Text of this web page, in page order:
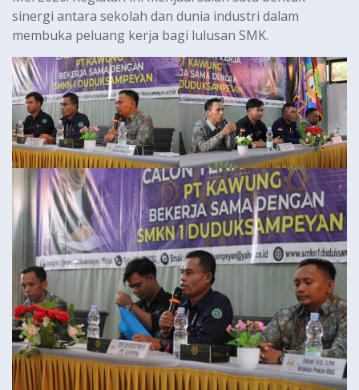
sinergi antara sekolah dan dunia industri dalam
membuka peluang kerja bagi lulusan SMK.